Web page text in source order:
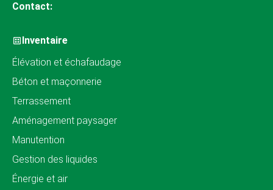
Contact:
Inventaire
Élévation et échafaudage
Béton et maçonnerie
Terrassement
Aménagement paysager
Manutention
Gestion des liquides
Énergie et air